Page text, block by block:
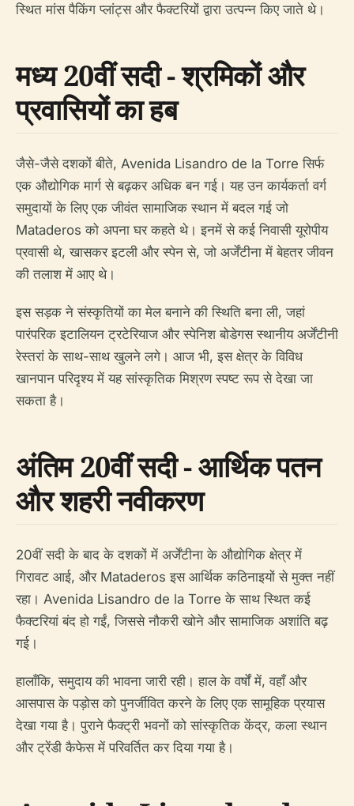
स्थित मांस पैकिंग प्लांट्स और फैक्टरियों द्वारा उत्पन्न किए जाते थे।
मध्य 20वीं सदी - श्रमिकों और
प्रवासियों का हब
जैसे-जैसे दशकों बीते, Avenida Lisandro de la Torre सिर्फ
एक औद्योगिक मार्ग से बढ़कर अधिक बन गई। यह उन कार्यकर्ता वर्ग
समुदायों के लिए एक जीवंत सामाजिक स्थान में बदल गई जो
Mataderos को अपना घर कहते थे। इनमें से कई निवासी यूरोपीय
प्रवासी थे, खासकर इटली और स्पेन से, जो अर्जेंटीना में बेहतर जीवन
की तलाश में आए थे।
इस सड़क ने संस्कृतियों का मेल बनाने की स्थिति बना ली, जहां
पारंपरिक इटालियन ट्रटेरियाज और स्पेनिश बोडेगस स्थानीय अर्जेंटीनी
रेस्तरां के साथ-साथ खुलने लगे। आज भी, इस क्षेत्र के विविध
खानपान परिदृश्य में यह सांस्कृतिक मिश्रण स्पष्ट रूप से देखा जा
सकता है।
अंतिम 20वीं सदी - आर्थिक पतन
और शहरी नवीकरण
20वीं सदी के बाद के दशकों में अर्जेंटीना के औद्योगिक क्षेत्र में
गिरावट आई, और Mataderos इस आर्थिक कठिनाइयों से मुक्त नहीं
रहा। Avenida Lisandro de la Torre के साथ स्थित कई
फैक्टरियां बंद हो गईं, जिससे नौकरी खोने और सामाजिक अशांति बढ़
गई।
हालाँकि, समुदाय की भावना जारी रही। हाल के वर्षों में, वहाँ और
आसपास के पड़ोस को पुनर्जीवित करने के लिए एक सामूहिक प्रयास
देखा गया है। पुराने फैक्ट्री भवनों को सांस्कृतिक केंद्र, कला स्थान
और ट्रेंडी कैफेस में परिवर्तित कर दिया गया है।